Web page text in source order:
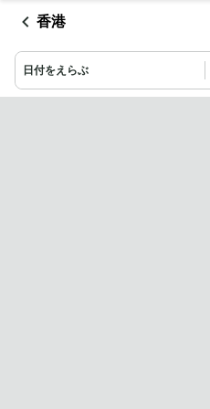
香港
日付をえらぶ